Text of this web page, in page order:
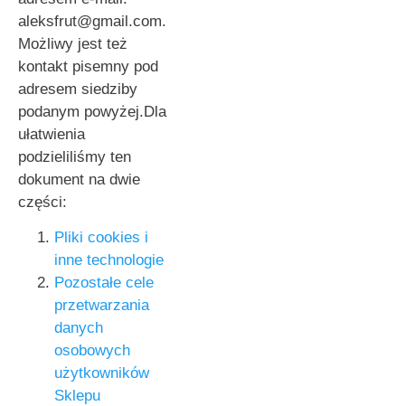
aleksfrut@gmail.com.
Możliwy jest też
kontakt pisemny pod
adresem siedziby
podanym powyżej.Dla
ułatwienia
podzieliliśmy ten
dokument na dwie
części:
Pliki cookies i
inne technologie
Pozostałe cele
przetwarzania
danych
osobowych
użytkowników
Sklepu